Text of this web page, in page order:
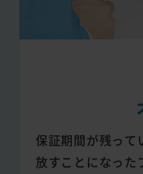
保証期間が残って
放すことになった